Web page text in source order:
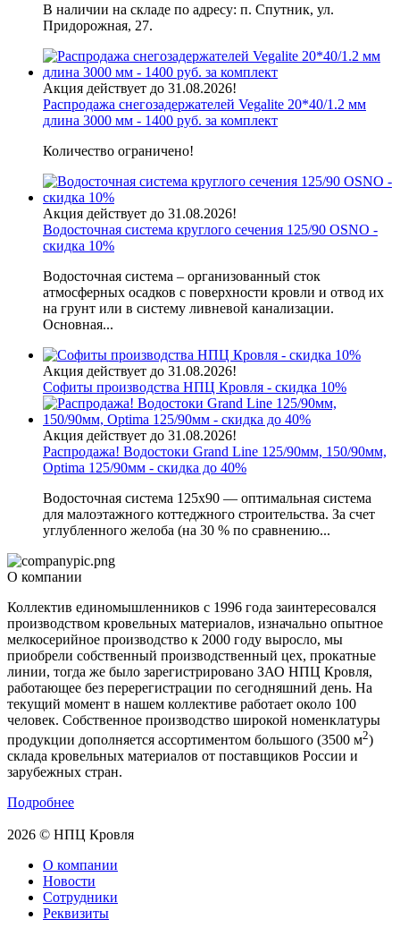
В наличии на складе по адресу: п. Спутник, ул.
Придорожная, 27.
Акция действует до 31.08.2026!
Распродажа снегозадержателей Vegalite 20*40/1.2 мм
длина 3000 мм - 1400 руб. за комплект
Количество ограничено!
Акция действует до 31.08.2026!
Водосточная система круглого сечения 125/90 OSNO -
скидка 10%
Водосточная система – организованный сток
атмосферных осадков с поверхности кровли и отвод их
на грунт или в систему ливневой канализации.
Основная...
Акция действует до 31.08.2026!
Софиты производства НПЦ Кровля - скидка 10%
Акция действует до 31.08.2026!
Распродажа! Водостоки Grand Line 125/90мм, 150/90мм,
Optima 125/90мм - скидка до 40%
Водосточная система 125х90 — оптимальная система
для малоэтажного коттеджного строительства. За счет
углубленного желоба (на 30 % по сравнению...
О компании
Коллектив единомышленников с 1996 года заинтересовался
производством кровельных материалов, изначально опытное
мелкосерийное производство к 2000 году выросло, мы
приобрели собственный производственный цех, прокатные
линии, тогда же было зарегистрировано ЗАО НПЦ Кровля,
работающее без перерегистрации по сегодняшний день. На
текущий момент в нашем коллективе работает около 100
человек. Собственное производство широкой номенклатуры
продукции дополняется ассортиментом большого (3500 м2)
склада кровельных материалов от поставщиков России и
зарубежных стран.
Подробнее
2026 © НПЦ Кровля
О компании
Новости
Сотрудники
Реквизиты